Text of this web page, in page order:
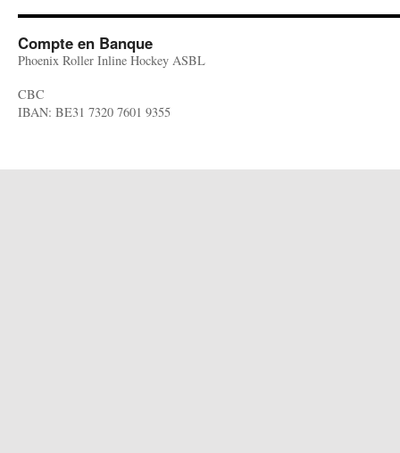
Compte en Banque
Phoenix Roller Inline Hockey ASBL
CBC
IBAN: BE31 7320 7601 9355